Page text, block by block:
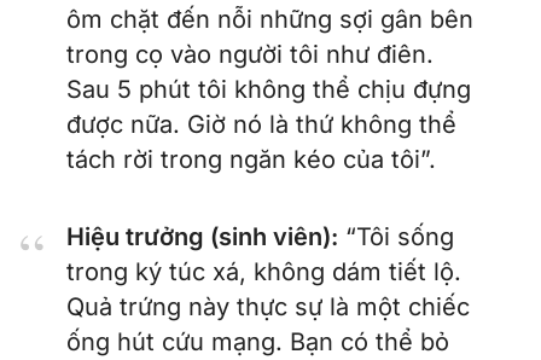
ôm chặt đến nỗi những sợi gân bên
trong cọ vào người tôi như điên.
Sau 5 phút tôi không thể chịu đựng
được nữa. Giờ nó là thứ không thể
tách rời trong ngăn kéo của tôi”.
Hiệu trưởng (sinh viên): “Tôi sống
trong ký túc xá, không dám tiết lộ.
Quả trứng này thực sự là một chiếc
ống hút cứu mạng. Bạn có thể bỏ